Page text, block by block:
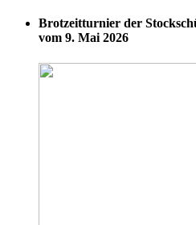
Brotzeitturnier der
vom 9. Mai 2026